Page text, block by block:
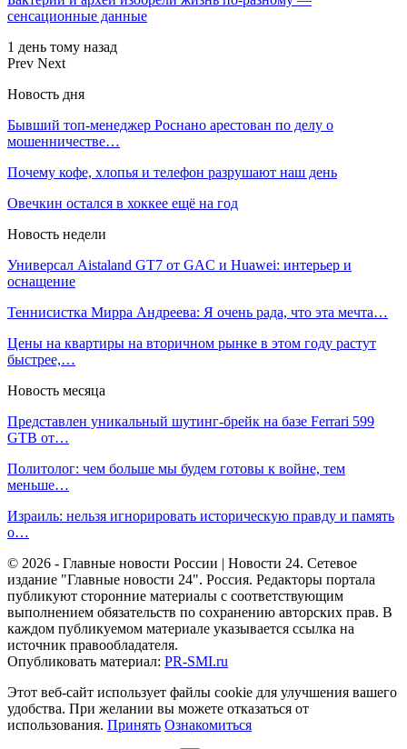
сенсационные данные
1 день тому назад
Prev Next
Новость дня
Бывший топ-менеджер Роснано арестован по делу о
мошенничестве…
Почему кофе, хлопья и телефон разрушают наш день
Овечкин остался в хоккее ещё на год
Новость недели
Универсал Aistaland GT7 от GAC и Huawei: интерьер и
оснащение
Теннисистка Мирра Андреева: Я очень рада, что эта мечта…
Цены на квартиры на вторичном рынке в этом году растут
быстрее,…
Новость месяца
Представлен уникальный шутинг-брейк на базе Ferrari 599
GTB от…
Политолог: чем больше мы будем готовы к войне, тем
меньше…
Израиль: нельзя игнорировать историческую правду и память
о…
© 2026 - Главные новости России | Новости 24. Сетевое
издание "Главные новости 24". Россия. Редакторы портала
публикуют сторонние материалы с соответствующим
выполнением обязательств по сохранению авторских прав. В
каждом публикуемом материале указывается ссылка на
источник правообладателя.
Опубликовать материал: PR-SMI.ru
Этот веб-сайт использует файлы cookie для улучшения вашего
удобства. При желании вы можете отказаться от
использования. Принять Ознакомиться